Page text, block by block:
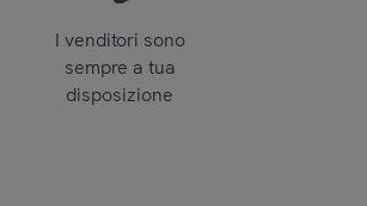
I venditori sono
sempre a tua
disposizione